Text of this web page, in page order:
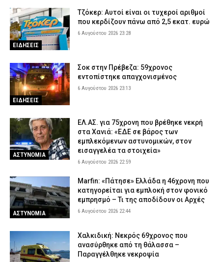
του 26χρονου Αφγανού για τη βαλίτσα με τη σορό
ΑΣΤΥΝΟΜΙΑ 6 Αυγούστου 2026 17:15
Σαμοθράκη: Επιχείρηση διάσωσης 15χρονης που τραυματίστηκε
στο κεφάλι στη Γριά Βάθρα
ΕΙΔΗΣΕΙΣ 6 Αυγούστου 2026 17:02
Χαλκιδική: Πυροσβέστες έσβησαν μέσα σε 15 λεπτά φωτιά στο
Πόρτο Καρράς
ΕΙΔΗΣΕΙΣ 6 Αυγούστου 2026 16:50
Meteo: Πότε αρχίζει η περίοδος των δασικών πυρκαγιών στην
Ελλάδα – Οι έξι πιο επικίνδυνες εβδομάδες του έτους
ΕΙΔΗΣΕΙΣ 6 Αυγούστου 2026 16:37
ΕΙΔΗΣΕΙΣ
Τζόκερ: Αυτοί είναι οι τυχεροί αριθμοί
που κερδίζουν πάνω από 2,5 εκατ. ευρώ
6 Αυγούστου 2026 23:28
ΕΙΔΗΣΕΙΣ
Σοκ στην Πρέβεζα: 59χρονος
εντοπίστηκε απαγχονισμένος
6 Αυγούστου 2026 23:13
ΑΣΤΥΝΟΜΙΑ
ΕΛ.ΑΣ. για 75χρονη που βρέθηκε νεκρή
στα Χανιά: «ΕΔΕ σε βάρος των
εμπλεκόμενων αστυνομικών, στον
εισαγγελέα τα στοιχεία»
6 Αυγούστου 2026 22:59
ΑΣΤΥΝΟΜΙΑ
Marfin: «Πάτησε» Ελλάδα η 46χρονη που
κατηγορείται για εμπλοκή στον φονικό
εμπρησμό – Τι της αποδίδουν οι Αρχές
6 Αυγούστου 2026 22:44
Χαλκιδική: Νεκρός 69χρονος που
ανασύρθηκε από τη θάλασσα –
Παραγγέλθηκε νεκροψία